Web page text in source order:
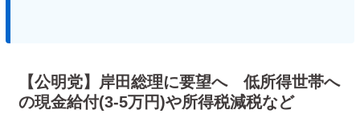
【公明党】岸田総理に要望へ 低所得世帯へ
の現金給付(3-5万円)や所得税減税など